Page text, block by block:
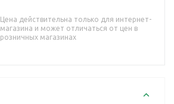
Цена действительна только для интернет-
магазина и может отличаться от цен в
розничных магазинах